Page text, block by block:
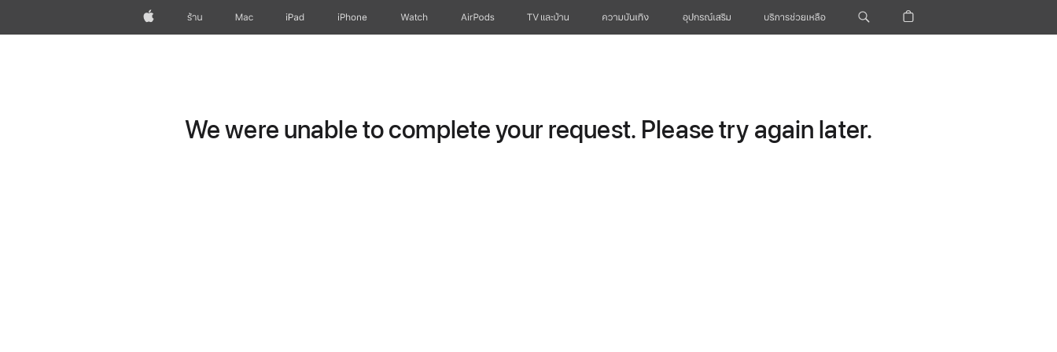
Appleร้าน Mac iPad iPhone Watch AirPods TV และบ้าน ความบันเทิง อุปกรณ์เสริม บริการช่วยเหลือ
We were unable to complete your request. Please try again later.